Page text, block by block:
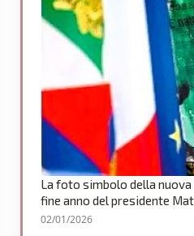
La foto simbolo della
fine anno del presidente
02/01/2026